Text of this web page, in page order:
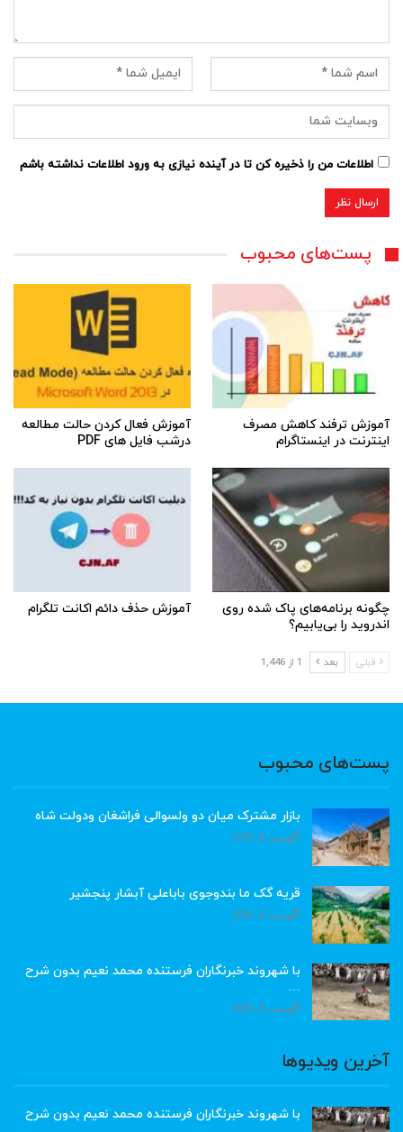
اطلاعات من را ذخیره کن تا در آینده نیازی به ورود اطلاعات نداشته باشم
پست‌های محبوب
آموزش ترفند کاهش مصرف
اینترنت در اینستاگرام
آموزش فعال کردن حالت مطالعه
درشب فایل های PDF
چگونه برنامه‌های پاک شده روی
اندروید را بی‌یابیم؟
آموزش حذف دائم اکانت تلگرام
قبلی بعد 1 از 1,446
پست‌های محبوب
بازار مشترک میان دو ولسوالی فراشغان ودولت شاه
آگوست 8, 2026
قریه گک ما بندوجوی باباعلی آبشار پنجشیر
آگوست 8, 2026
با شهروند خبرنگاران فرستنده محمد نعیم بدون شرح
…
آگوست 8, 2026
آخرین ویدیوها
با شهروند خبرنگاران فرستنده محمد نعیم بدون شرح